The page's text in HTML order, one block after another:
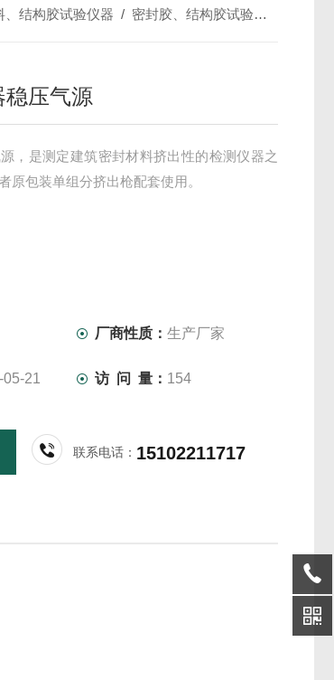
、结构胶试验仪器 / 密封胶、结构胶试验仪器
压气源
，是测定建筑密封材料挤出性的检测仪器之
原包装单组分挤出枪配套使用。
厂商性质：生产厂家
05-21 访 问 量： 154
联系电话： 15102211717